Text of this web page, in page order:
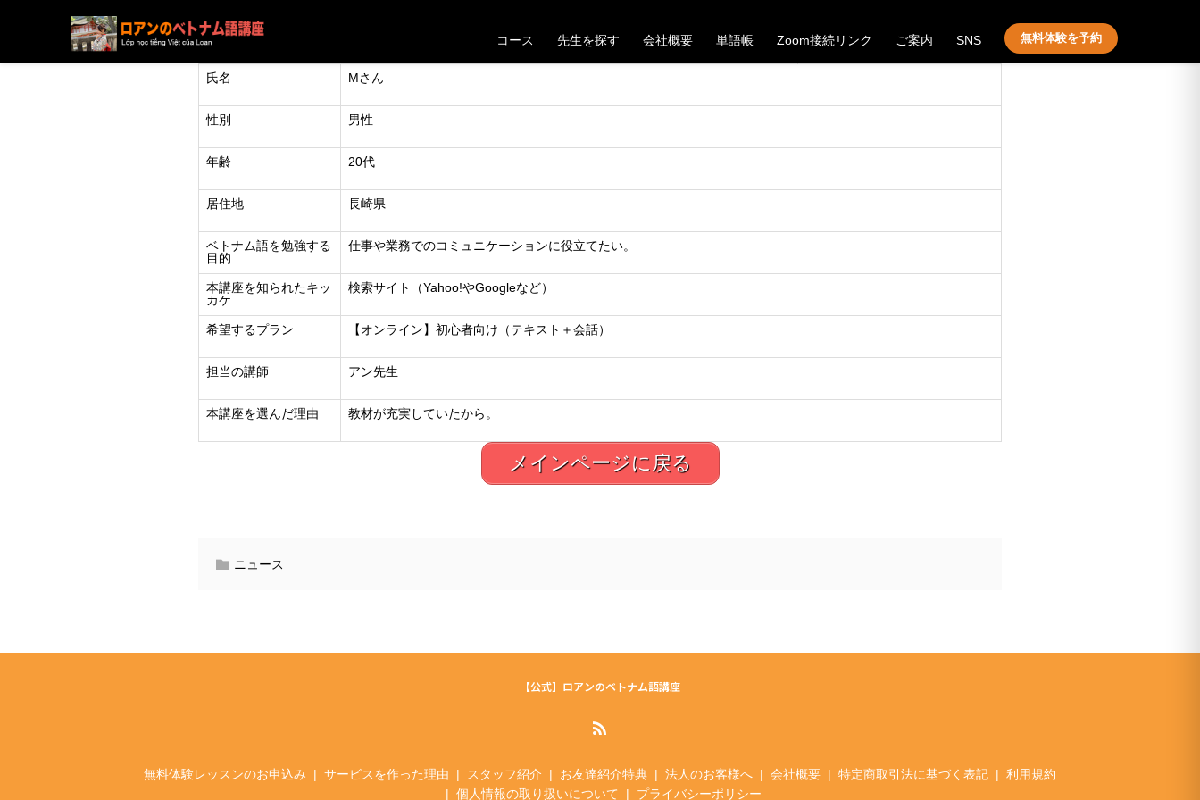
コース 先生を探す 会社概要 単語帳 Zoom接続リンク ご案内 SNS 無料体験を予約
氏名 Mさん
性別 男性
年齢 20代
居住地 長崎県
ベトナム語を勉強する
目的
仕事や業務でのコミュニケーションに役立てたい。
本講座を知られたキッ
カケ
検索サイト（Yahoo!やGoogleなど）
希望するプラン 【オンライン】初心者向け（テキスト＋会話）
担当の講師 アン先生
本講座を選んだ理由 教材が充実していたから。
メインページに戻る
ニュース
【公式】ロアンのベトナム語講座
無料体験レッスンのお申込み サービスを作った理由 スタッフ紹介 お友達紹介特典 法人のお客様へ 会社概要 特定商取引法に基づく表記
利用規約
個人情報の取り扱いについて
プライバシーポリシー